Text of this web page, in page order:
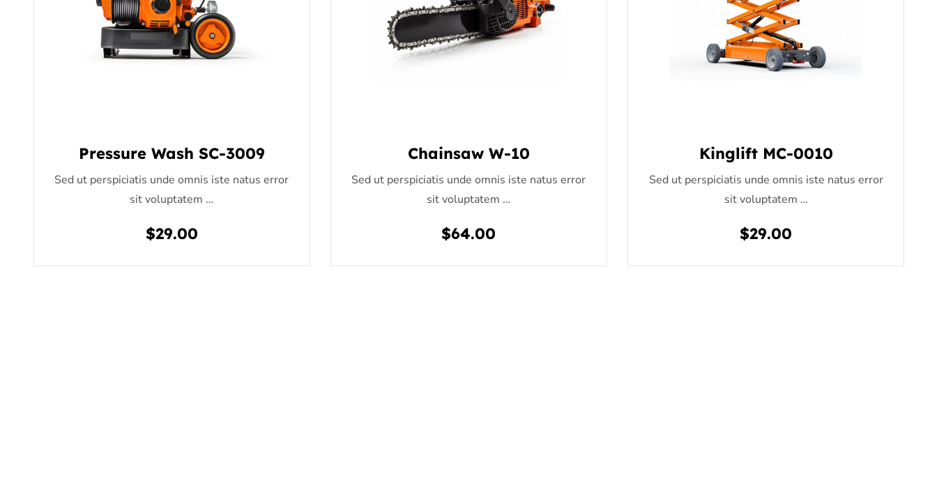
Pressure Wash SC-3009
Sed ut perspiciatis unde omnis iste natus error
sit voluptatem …
$29.00
Chainsaw W-10
Sed ut perspiciatis unde omnis iste natus error
sit voluptatem …
$64.00
Kinglift MC-0010
Sed ut perspiciatis unde omnis iste natus error
sit voluptatem …
$29.00